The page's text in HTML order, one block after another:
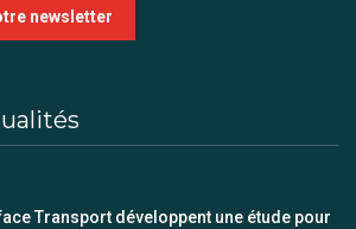
newsletter
Transport développent une étude pour